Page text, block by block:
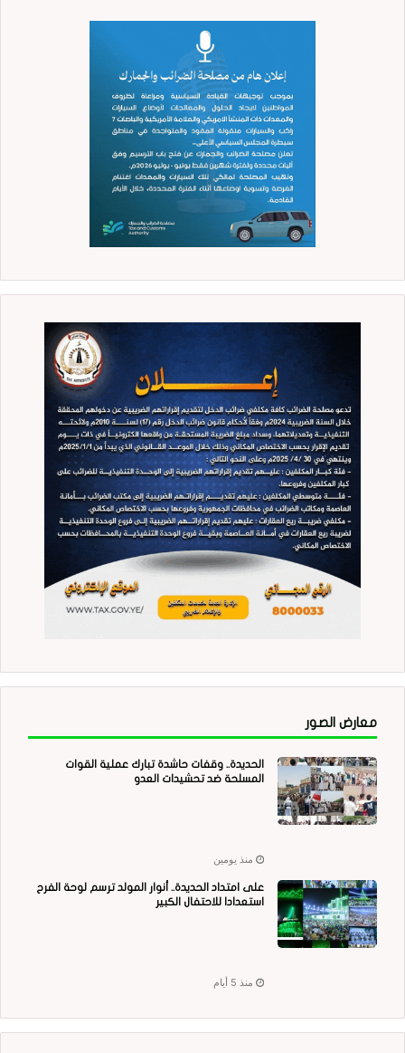
معارض الصور
الحديدة.. وقفات حاشدة تبارك عملية القوات
المسلحة ضد تحشيدات العدو
منذ يومين
على امتداد الحديدة.. أنوار المولد ترسم لوحة الفرح
استعدادا للاحتفال الكبير
منذ 5 أيام